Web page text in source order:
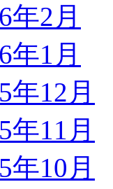
年2月
年1月
年12月
年11月
年10月